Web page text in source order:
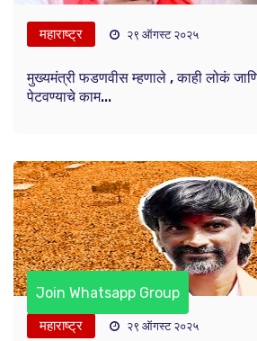
महाराष्ट्र २९ ऑगस्ट २०२५
मुख्यमंत्री फडणवीस म्हणाले , काही लोकं
पेटवण्याचे काम...
महाराष्ट्र २९ ऑगस्ट २०२५
Join Whatsapp Group